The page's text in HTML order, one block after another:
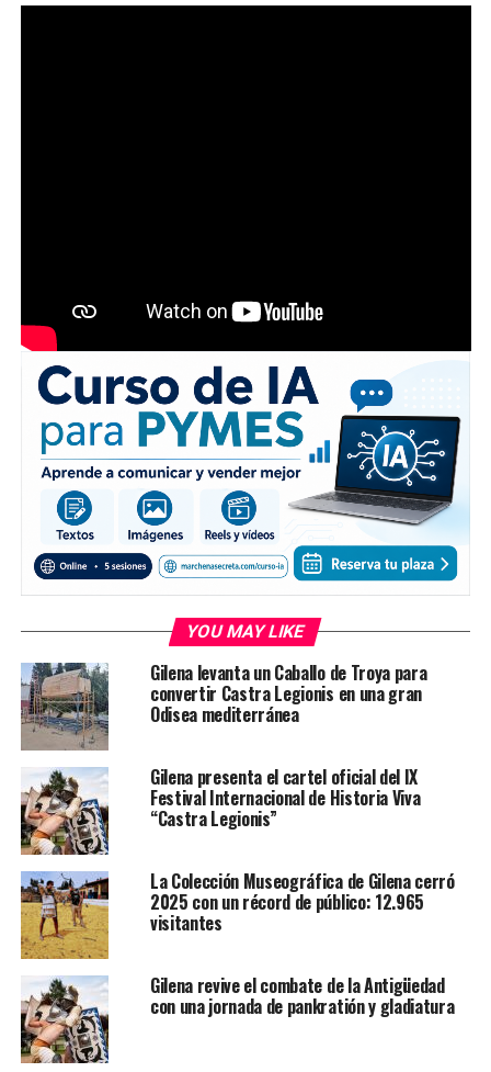
YOU MAY LIKE
Gilena levanta un Caballo de Troya para
convertir Castra Legionis en una gran
Odisea mediterránea
Gilena presenta el cartel oficial del IX
Festival Internacional de Historia Viva
“Castra Legionis”
La Colección Museográfica de Gilena cerró
2025 con un récord de público: 12.965
visitantes
Gilena revive el combate de la Antigüedad
con una jornada de pankratión y gladiatura